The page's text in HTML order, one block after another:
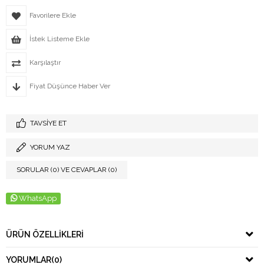
Favorilere Ekle
İstek Listeme Ekle
Karşılaştır
Fiyat Düşünce Haber Ver
TAVSIYE ET
YORUM YAZ
SORULAR (0) VE CEVAPLAR (0)
WhatsApp
ÜRÜN ÖZELLIKLERI
YORUMLAR(0)